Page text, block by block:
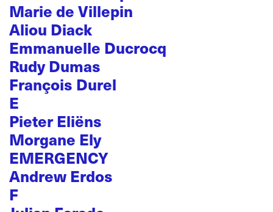
Marie de Villepin
Aliou Diack
Emmanuelle Ducrocq
Rudy Dumas
François Durel
E
Pieter Eliëns
Morgane Ely
EMERGENCY
Andrew Erdos
F